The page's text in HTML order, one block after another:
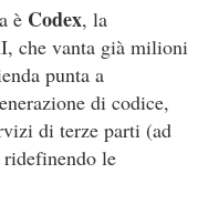
è Codex, la
che vanta già milioni
punta a
di codice,
di terze parti (ad
le